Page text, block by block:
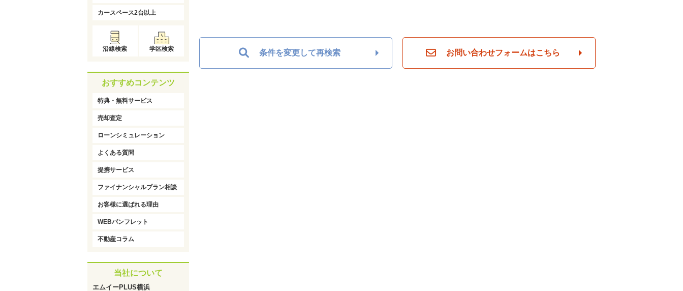
条件を変更して再検索 お問い合わせフォームはこちら
カースペース2台以上
沿線検索 学区検索
おすすめコンテンツ
特典・無料サービス
売却査定
ローンシミュレーション
よくある質問
提携サービス
ファイナンシャルプラン相談
お客様に選ばれる理由
WEBパンフレット
不動産コラム
当社について
エムイーPLUS横浜